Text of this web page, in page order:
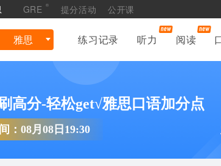
GRE ® 提分活动 公开课
雅思 练习记录 听力 阅读
高分-轻松get√雅思口语加分点
：08月08日19:30